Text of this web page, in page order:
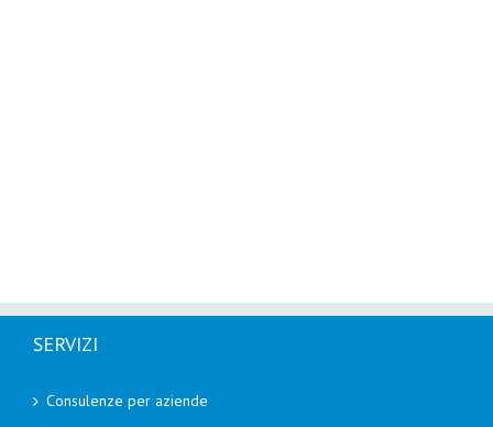
SERVIZI
Consulenze per aziende